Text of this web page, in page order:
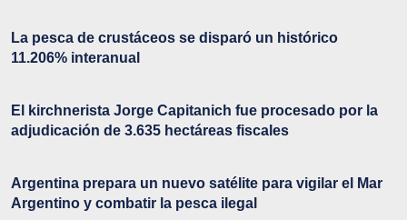
La pesca de crustáceos se disparó un histórico
11.206% interanual
El kirchnerista Jorge Capitanich fue procesado por la
adjudicación de 3.635 hectáreas fiscales
Argentina prepara un nuevo satélite para vigilar el Mar
Argentino y combatir la pesca ilegal